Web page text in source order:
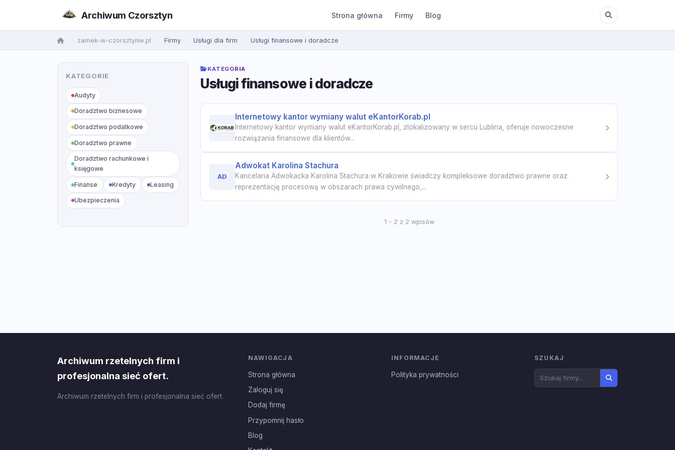
Archiwum Czorsztyn Strona główna Firmy Blog
zamek-w-czorsztynie.pl Firmy Usługi dla firm Usługi finansowe i doradcze
KATEGORIE
Audyty
Doradztwo biznesowe
Doradztwo podatkowe
Doradztwo prawne
Doradztwo rachunkowe i
księgowe
Finanse Kredyty Leasing
Ubezpieczenia
KATEGORIA
Usługi finansowe i doradcze
Internetowy kantor wymiany walut eKantorKorab.pl
Internetowy kantor wymiany walut eKantorKorab.pl, zlokalizowany w sercu Lublina, oferuje nowoczesne
rozwiązania finansowe dla klientów...
AD
Adwokat Karolina Stachura
Kancelaria Adwokacka Karolina Stachura w Krakowie świadczy kompleksowe doradztwo prawne oraz
reprezentację procesową w obszarach prawa cywilnego,...
1 - 2 z 2 wpisów
Archiwum rzetelnych firm i
profesjonalna sieć ofert.
Archiwum rzetelnych firm i profesjonalna sieć ofert.
NAWIGACJA
Strona główna
Zaloguj się
Dodaj firmę
Przypomnij hasło
Blog
INFORMACJE
Polityka prywatności
SZUKAJ